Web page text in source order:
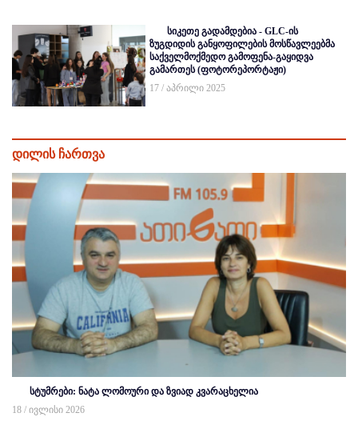
სიკეთე გადამდებია - GLC-ის
ზუგდიდის განყოფილების მოსწავლეებმა
საქველმოქმედო გამოფენა-გაყიდვა
გამართეს (ფოტორეპორტაჟი)
17 / აპრილი 2025
დილის ჩართვა
სტუმრები: ნატა ლომოური და ზვიად კვარაცხელია
18 / ივლისი 2026